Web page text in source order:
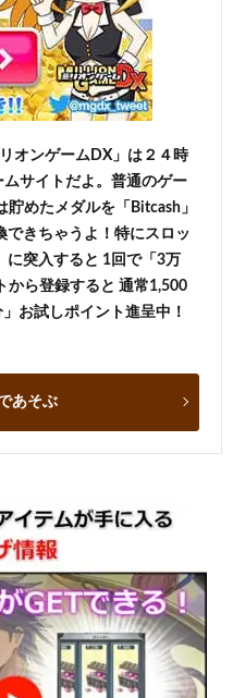
オンゲームDX」は２４時
サイトだよ。普通のゲー
めたメダルを「Bitcash」
できちゃうよ！特にスロッ
に突入すると 1回で「3万
から登録すると 通常1,500
お試しポイント進呈中！
あそぶ